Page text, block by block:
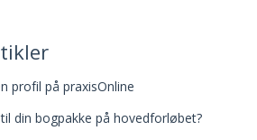
profil på praxisOnline
din bogpakke på hovedforløbet?